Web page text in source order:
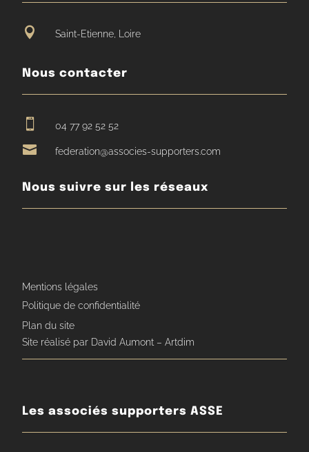
 Saint-Etienne, Loire
Nous contacter
 04 77 92 52 52
 federation@associes-supporters.com
Nous suivre sur les réseaux
Mentions légales
Politique de confidentialité
Plan du site
Site réalisé par David Aumont – Artdim
Les associés supporters ASSE